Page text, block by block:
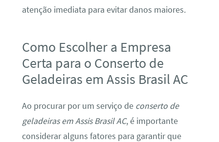
atenção imediata para evitar danos maiores.
Como Escolher a Empresa
Certa para o Conserto de
Geladeiras em Assis Brasil AC
Ao procurar por um serviço de conserto de
geladeiras em Assis Brasil AC, é importante
considerar alguns fatores para garantir que